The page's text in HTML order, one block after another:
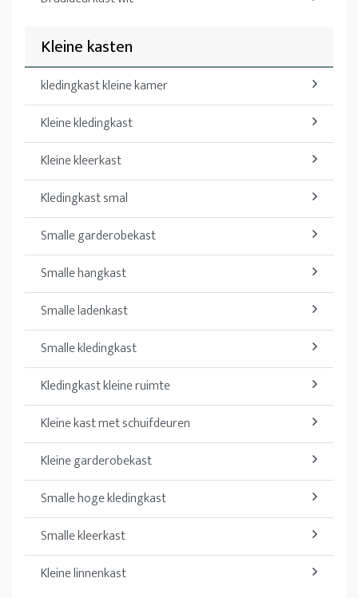
Kleine kasten
kledingkast kleine kamer
Kleine kledingkast
Kleine kleerkast
Kledingkast smal
Smalle garderobekast
Smalle hangkast
Smalle ladenkast
Smalle kledingkast
Kledingkast kleine ruimte
Kleine kast met schuifdeuren
Kleine garderobekast
Smalle hoge kledingkast
Smalle kleerkast
Kleine linnenkast